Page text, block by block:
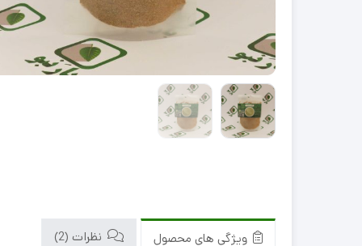
ویژگی های محصول نظرات (2)